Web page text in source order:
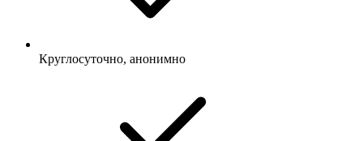
Круглосуточно, анонимно